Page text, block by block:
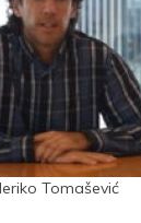
Tomašević